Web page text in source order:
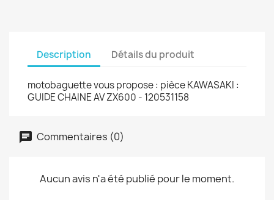
Description Détails du produit
motobaguette vous propose : pièce KAWASAKI :
GUIDE CHAINE AV ZX600 - 120531158
Commentaires (0)
Aucun avis n'a été publié pour le moment.